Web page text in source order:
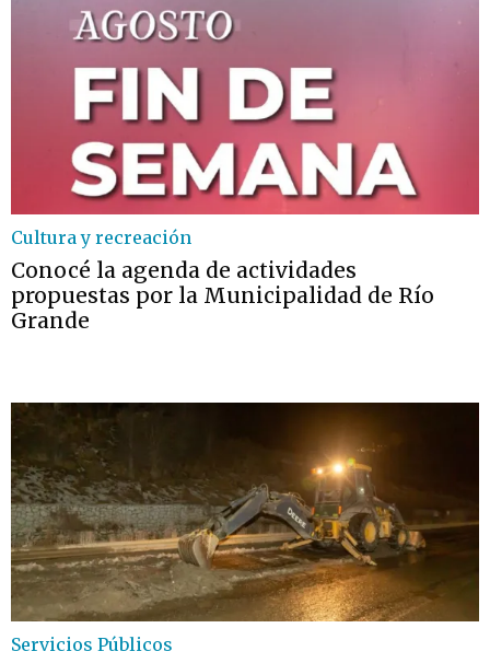
Cultura y recreación
Conocé la agenda de actividades
propuestas por la Municipalidad de Río
Grande
Servicios Públicos